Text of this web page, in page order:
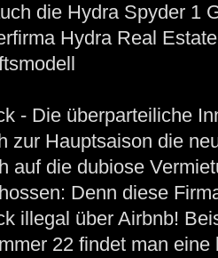
die Hydra Spyder 1
Hydra Real
- Die überparteiliche
zur Hauptsaison die
auf die dubiose
Denn diese
illegal über Airbnb!
22 findet man